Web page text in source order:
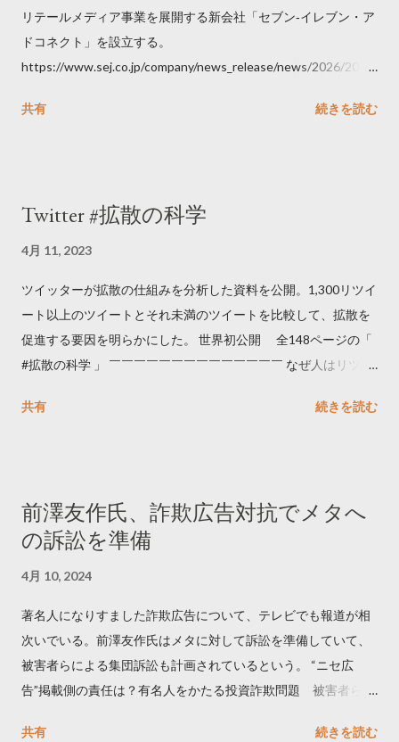
リテールメディア事業を展開する新会社「セブン‐イレブン・ア
ドコネクト」を設立する。
https://www.sej.co.jp/company/news_release/news/2026/2026
共有
続きを読む
Twitter #拡散の科学
4月 11, 2023
ツイッターが拡散の仕組みを分析した資料を公開。1,300リツイ
ート以上のツイートとそれ未満のツイートを比較して、拡散を
促進する要因を明らかにした。 世界初公開 全148ページの「
#拡散の科学 」 ￣￣￣￣￣￣￣￣￣￣￣￣￣￣ なぜ人はリツイ
学しました。 ー バズの目安は1300リツイート ー 人は16の熱量
トするのか？ https://marketing.twitter.com/ja/insights/kakusan
共有 続きを読む
前澤友作氏、詐欺広告対抗でメタへ
の訴訟を準備
4月 10, 2024
著名人になりすました詐欺広告について、テレビでも報道が相
次いでいる。前澤友作氏はメタに対して訴訟を準備していて、
被害者らによる集団訴訟も計画されているという。 “ニセ広
告”掲載側の責任は？有名人をかたる投資詐欺問題 被害者らが
共有 続きを読む